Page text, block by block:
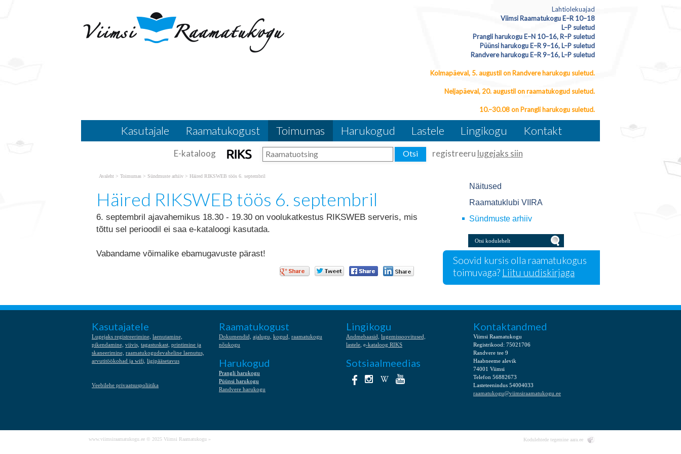
Lahtiolekuajad
Viimsi Raamatukogu E–R 10–18
L–P suletud
Prangli harukogu E–N 10–16, R–P suletud
Püünsi harukogu E–R 9–16, L–P suletud
Randvere harukogu E–R 9–16, L–P suletud
Kolmapäeval, 5. augustil on Randvere harukogu suletud.
Neljapäeval, 20. augustil on raamatukogud suletud.
10.–30.08 on Prangli harukogu suletud.
Kasutajale Raamatukogust Toimumas Harukogud Lastele Lingikogu Kontakt
E-kataloog registreeru lugejaks siin
Näitused
Raamatuklubi VIIRA
Sündmuste arhiiv
Avaleht > Toimumas > Sündmuste arhiiv > Häired RIKSWEB töös 6. septembril
Häired RIKSWEB töös 6. septembril
6. septembril ajavahemikus 18.30 - 19.30 on voolukatkestus RIKSWEB serveris, mis
tõttu sel perioodil ei saa e-kataloogi kasutada.
Vabandame võimalike ebamugavuste pärast!
Otsi kodulehelt
Soovid kursis olla raamatukogus
toimuvaga? Liitu uudiskirjaga
Kasutajatele
Lugejaks registreerimine, laenutamine,
pikendamine, viivis, tagastuskast, printimine ja
skaneerimine, raamatukogudevaheline laenutus,
arvutitöökohad ja wifi, ligipääsetavus
Veebilehe privaatsuspoliitika
Raamatukogust
Dokumendid, ajalugu, kogud, raamatukogu
nõukogu
Harukogud
Prangli harukogu
Püünsi harukogu
Randvere harukogu
Lingikogu
Andmebaasid, lugemissoovitused,
lastele , e-kataloog RIKS
Sotsiaalmeedias
Kontaktandmed
Viimsi Raamatukogu
Registrikood: 75021706
Randvere tee 9
Haabneeme alevik
74001 Viimsi
Telefon 56882673
Lasteteenindus 54004033
raamatukogu@viimsiraamatukogu.ee
Kodulehtede tegemine aara.ee
www.viimsiraamatukogu.ee © 2025 Viimsi Raamatukogu »